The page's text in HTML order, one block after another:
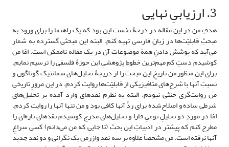
3. ارزیابیِ نهایی
هدفِ من در این مقاله در درجۀ نخست این بود که یک راهنما را برای ورود به
مبحثِ قابلیّت‌ها در زبانِ فارسی تهیه کنم. البته این مبحثی گسترده به شمار
می‌آید که پوشش دادنِ همۀ موضوعاتِ آن در یک مقاله ناممکن است. امّا من
کوشیدم دستِ کم مهم‌ترین خطوطِ پژوهشیِ این حوزۀ فلسفی را ترسیم نمایم.
برای این منظور من تاریخِ این مبحث را از دریچۀ تحلیل‌های سمانتیکِ گوناگون و
نسبتِ آنها با شرح‌های متافیزیکی از قابلیّت‌ها روایت کردم. در این مرورِ تاریخی
من روایت‌گری خنثی نبودم. البته به نظرم نقدهای وارد آمده بر تحلیل‌های
شرطیِ ساده و اصلاح‌شده برای ردِّ آنها کافی بود و من تنها آنها را روایت کردم.
امّا در موردِ دو تحلیلِ نوعیِ فارا و تحلیل‌های مدرج کوشیدم نقدهای تازه‌ای را
مطرح کنم که پیشتر در ادبیاتِ این بحث (تا جایی که من می‌دانم) کسی سراغِ
آنها نرفته است. من مشخصاً علاوه بر سه نقدِ وازرمن یک نگرانی و دو نقدِ جدید